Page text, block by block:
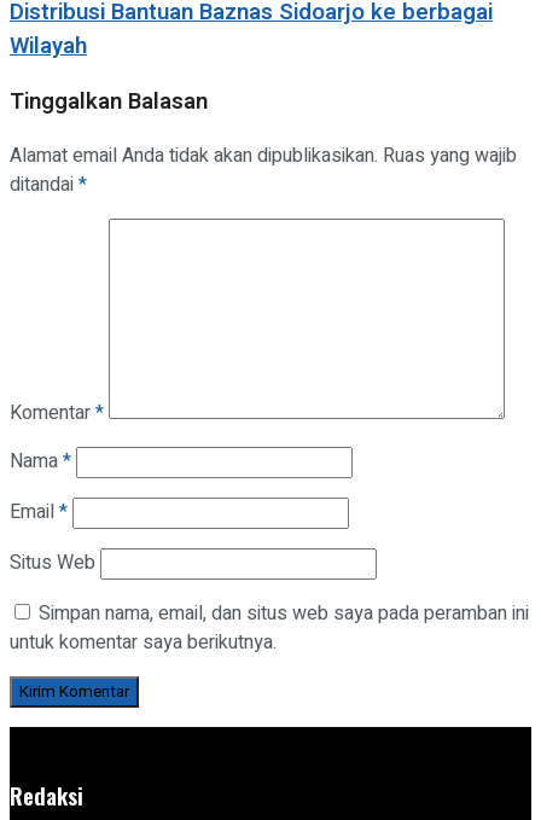
Distribusi Bantuan Baznas Sidoarjo ke berbagai
Wilayah
Tinggalkan Balasan
Alamat email Anda tidak akan dipublikasikan. Ruas yang wajib
ditandai*
Komentar*
Nama*
Email*
Situs Web
Simpan nama, email, dan situs web saya pada peramban ini
untuk komentar saya berikutnya.
Redaksi